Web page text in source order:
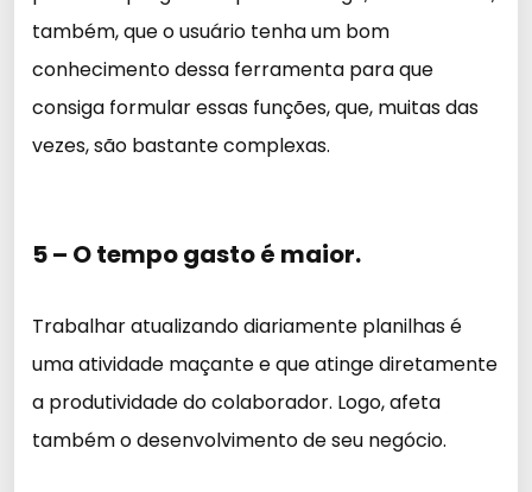
também, que o usuário tenha um bom
conhecimento dessa ferramenta para que
consiga formular essas funções, que, muitas das
vezes, são bastante complexas.
5 – O tempo gasto é maior.
Trabalhar atualizando diariamente planilhas é
uma atividade maçante e que atinge diretamente
a produtividade do colaborador. Logo, afeta
também o desenvolvimento de seu negócio.